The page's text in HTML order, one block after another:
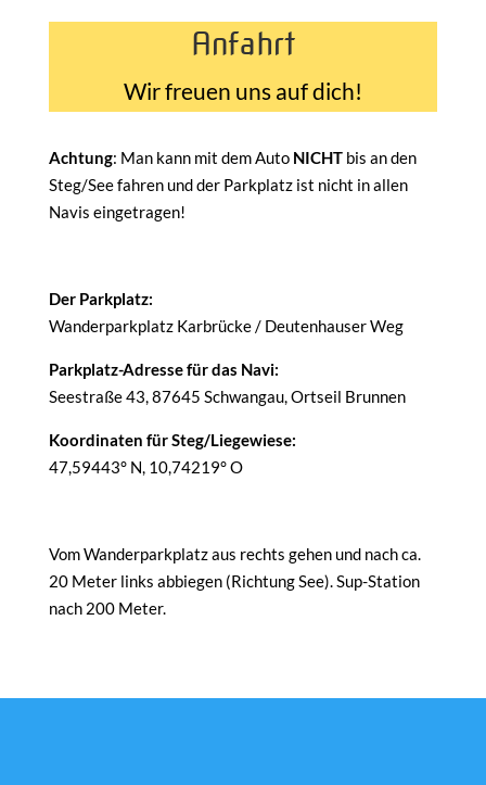
Anfahrt
Wir freuen uns auf dich!
Achtung: Man kann mit dem Auto NICHT bis an den
Steg/See fahren und der Parkplatz ist nicht in allen
Navis eingetragen!
Der Parkplatz:
Wanderparkplatz Karbrücke / Deutenhauser Weg
Parkplatz-Adresse für das Navi:
Seestraße 43, 87645 Schwangau, Ortseil Brunnen
Koordinaten für Steg/Liegewiese:
47,59443° N, 10,74219° O
Vom Wanderparkplatz aus rechts gehen und nach ca.
20 Meter links abbiegen (Richtung See). Sup-Station
nach 200 Meter.